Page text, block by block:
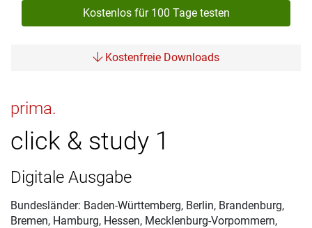
Kostenlos für 100 Tage testen
Kostenfreie Downloads
prima.
click & study 1
Digitale Ausgabe
Bundesländer: Baden-Württemberg, Berlin, Brandenburg,
Bremen, Hamburg, Hessen, Mecklenburg-Vorpommern,